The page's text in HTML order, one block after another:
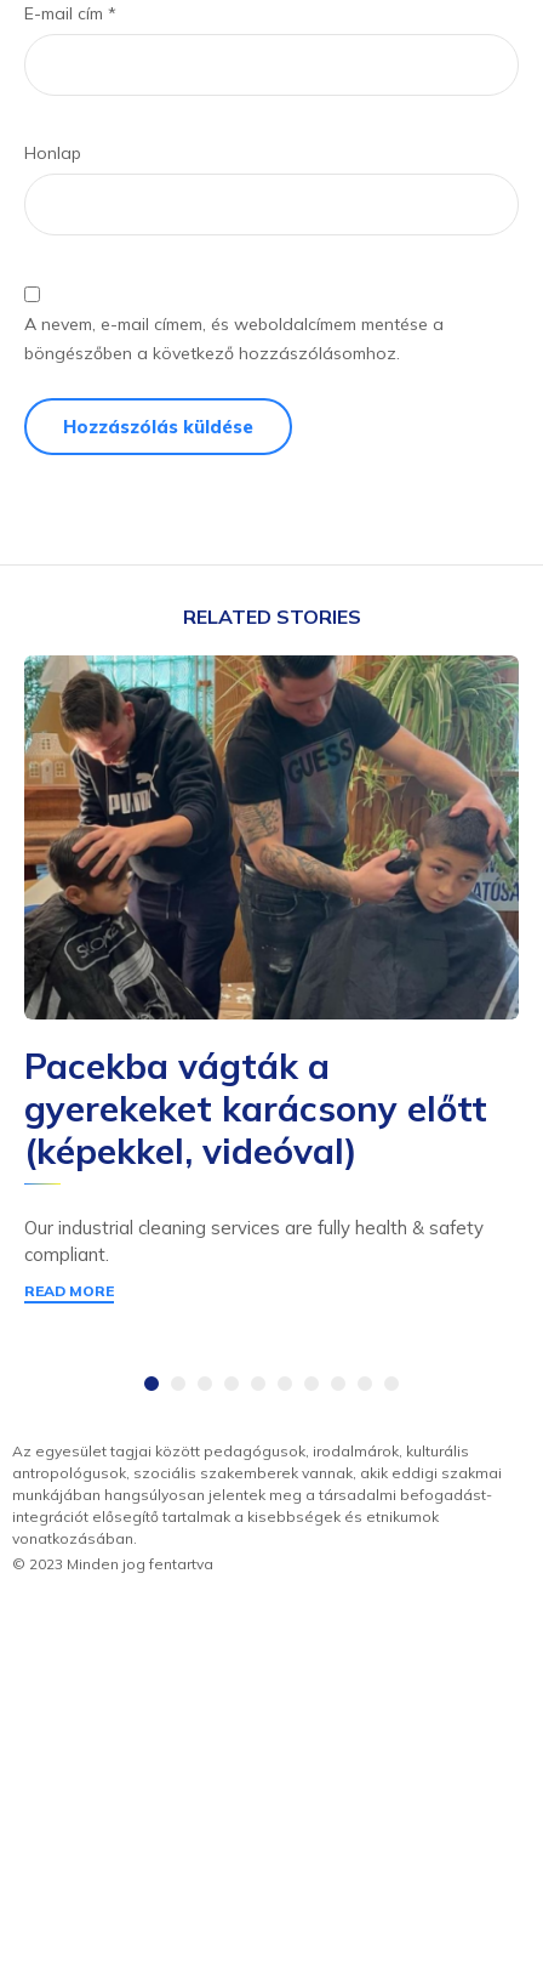
E-mail cím *
Honlap
A nevem, e-mail címem, és weboldalcímem mentése a
böngészőben a következő hozzászólásomhoz.
RELATED STORIES
Pacekba vágták a
gyerekeket karácsony előtt
(képekkel, videóval)
Our industrial cleaning services are fully health & safety
compliant.
READ MORE
Az egyesület tagjai között pedagógusok, irodalmárok, kulturális
antropológusok, szociális szakemberek vannak, akik eddigi szakmai
munkájában hangsúlyosan jelentek meg a társadalmi befogadást-
integrációt elősegítő tartalmak a kisebbségek és etnikumok
vonatkozásában.
© 2023 Minden jog fentartva